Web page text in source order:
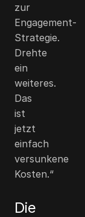
zur
Engagement-
Strategie.
Drehte
ein
weiteres.
Das
ist
jetzt
einfach
versunkene
Kosten.“
Die